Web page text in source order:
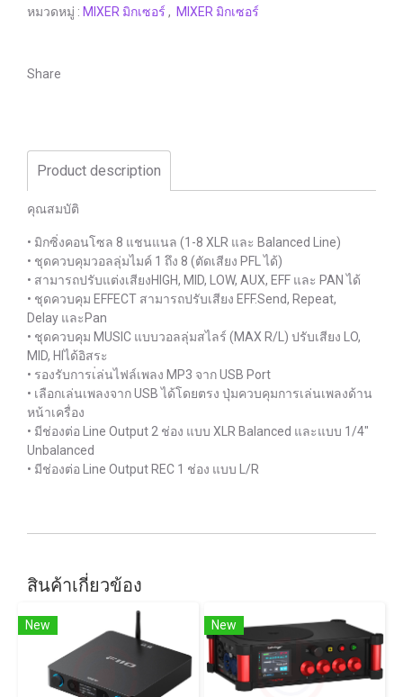
หมวดหมู่ : MIXER มิกเซอร์ , MIXER มิกเซอร์
Share
Product description
คุณสมบัติ
• มิกซิ่งคอนโซล 8 แชนแนล (1-8 XLR และ Balanced Line)
• ชุดควบคุมวอลลุ่มไมค์ 1 ถึง 8 (ตัดเสียง PFL ได้)
• สามารถปรับแต่งเสียงHIGH, MID, LOW, AUX, EFF และ PAN ได้
• ชุดควบคุม EFFECT สามารถปรับเสียง EFF.Send, Repeat,
Delay และPan
• ชุดควบคุม MUSIC แบบวอลลุ่มสไลร์ (MAX R/L) ปรับเสียง LO,
MID, HIได้อิสระ
• รองรับการเ่ล่นไฟล์เพลง MP3 จาก USB Port
• เลือกเล่นเพลงจาก USB ได้โดยตรง ปุ่มควบคุมการเล่นเพลงด้าน
หน้าเครื่อง
• มีช่องต่อ Line Output 2 ช่อง แบบ XLR Balanced และแบบ 1/4"
Unbalanced
• มีช่องต่อ Line Output REC 1 ช่อง แบบ L/R
สินค้าเกี่ยวข้อง
New New